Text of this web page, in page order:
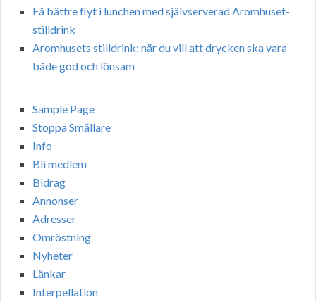
Få bättre flyt i lunchen med självserverad Aromhuset-
stilldrink
Aromhusets stilldrink: när du vill att drycken ska vara
både god och lönsam
Sample Page
Stoppa Smällare
Info
Bli medlem
Bidrag
Annonser
Adresser
Omröstning
Nyheter
Länkar
Interpellation